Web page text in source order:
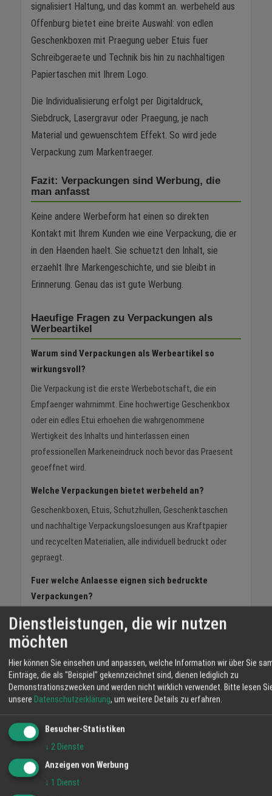
signalisiert Haltung, und das kommt an. werbeheld aus
Offenburg bietet eine breite Auswahl: von edlen
Geschenkboxen mit Praegung ueber Etuis fuer
Schreibgeraete und Technik bis hin zu nachhaltigen
Papiertaschen mit Ihrem Logo.
Die Individualisierung erfolgt per Digitaldruck,
Siebdruck, Lasergravur oder Praegung, je nach
Material und gewuenschtem Effekt. So wird jede
Verpackung zum Markentraeger.
Fazit: Verpackungen sind Werbung, die
man anfasst
Keine andere Werbeform hat einen so direkten
Kontakt mit Ihrem Kunden wie eine Verpackung, die er
in den Haenden haelt. Sie schuetzt den Inhalt, sie
erzaehlt Ihre Markengeschichte, und sie bleibt in
Erinnerung. Genau das ist gute Werbung.
Haeufige Fragen zu Verpackungen als
Werbeartikel
Warum sind Verpackungen als Werbeartikel so
wirkungsvoll?
Die Verpackung ist die erste Werbebotschaft, die ein
Empfaenger wahrnimmt. Eine hochwertige Geschenkbox
oder ein edles Etui erhoehen die wahrgenommene
Wertigkeit des Inhalts und hinterlassen einen
professionellen Markeneindruck noch bevor das Praesent
geoeffnet wird.
Welche Verpackungen bietet werbeheld an?
Geschenkboxen, Etuis, Schutzhullen, Geschenktaschen
und nachhaltige Verpackungsloesungen aus Kraftpapier
und recycelten Materialien, alle individuell bedruckt oder
gepraegt.
Fuer welche Anlaesse eignen sich bedruckte
Verpackungen?
Fuer Messen, Weihnachtsgeschenke, Kundenjubilaeen,
Neukunden-Pakete und hochwertige Firmenpraesente.
Ueberall dort, wo der erste Eindruck Ihrer Marke zaehlt.
Jetzt Verpackungen entdecken
Telefon
0781 95 38 06 98
E-Mail
info@werbeheld.de
Jetzt anfragen
Dienstleistungen, die wir nutzen
möchten
Hier können Sie einsehen und anpassen, welche Information wir über Sie
Einträge, die als "Beispiel" gekennzeichnet sind, dienen lediglich zu
Demonstrationszwecken und werden nicht wirklich verwendet. Bitte lesen
unsere Datenschutzerklärung, um weitere Details zu erfahren.
Besucher-Statistiken
↓ 2 Dienste
Anzeigen von Werbung
↓ 1 Dienst